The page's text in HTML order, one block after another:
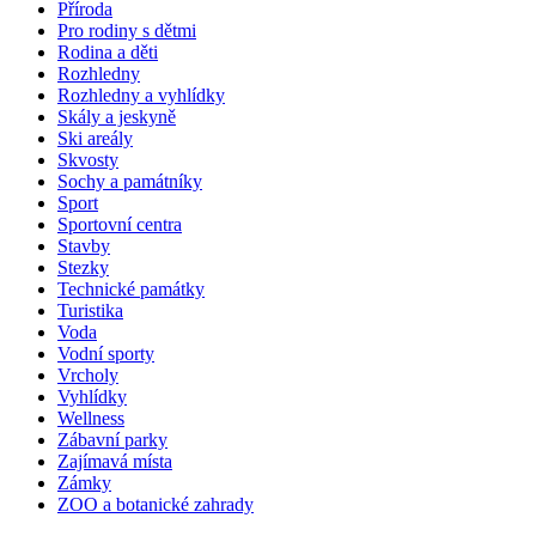
Příroda
Pro rodiny s dětmi
Rodina a děti
Rozhledny
Rozhledny a vyhlídky
Skály a jeskyně
Ski areály
Skvosty
Sochy a památníky
Sport
Sportovní centra
Stavby
Stezky
Technické památky
Turistika
Voda
Vodní sporty
Vrcholy
Vyhlídky
Wellness
Zábavní parky
Zajímavá místa
Zámky
ZOO a botanické zahrady